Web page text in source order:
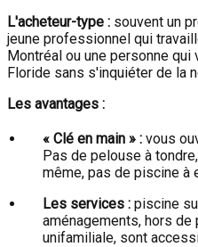
L'acheteur-type : souvent un
jeune professionnel qui
Montréal ou une personne
Floride sans s'inquiéter de la
Les avantages :
« Clé en main » : vous
Pas de pelouse à
même, pas de piscine à
Les services : piscine
aménagements, hors de
unifamiliale, sont